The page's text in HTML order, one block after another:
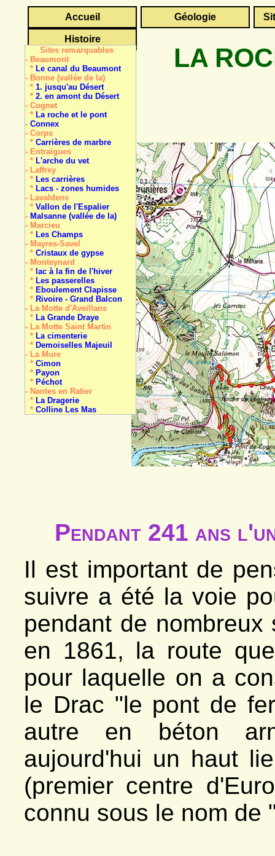
Accueil Géologie
Histoire
Sites remarquables
- Beaumont
* Le canal du Beaumont
- Bonne (vallée de la)
* 1. jusqu'au Désert
* 2. en amont du Désert
- Cognet
* La roche et le pont
- Connex
- Corps
* Carrières de marbre
- Entraigues
* L'arche du vet
- Laffrey
* Les carrières
* Lacs - zones humides
- Lavaldens
* Vallon de l'Espalier
- Malsanne (vallée de la)
- Marcieu
* Les Champs
- Mayres-Savel
* Cristaux de gypse
- Monteynard
* lac à la fin de l'hiver
* Les passerelles
* Eboulement Clapisse
* Rivoire - Grand Balcon
- La Motte d'Aveillans
* La Grande Draye
- La Motte Saint Martin
* La cimenterie
* Demoiselles Majeuil
- La Mure
* Cimon
* Payon
* Péchot
- Nantes en Ratier
* La Dragerie
* Colline Les Mas
Oullière (Col d')
Le Piquet de Nantes
- La Salette
*
Les accès
* Le Gargas
* Le Col de Prés Clos
*Les Signaraux
*Bornes Le Camus
Pierre Plantée
- Siévoz
*Ancienne cimenterie
- Sousville
*Pont-Haut, demoiselles
- Susville
*Discordance Chuzins
*Merlins, effondrement
Roche Paviote
* Carrières Versenat
*Rocher Siéroux
- Valbonnais
* Cimenterie Pelloux
*La carrière de gypse
*
Géologie et escalade
- Valsenestre
*Village et géologie
*
Le cipolin
*Combe Oursière
LA
Pendant 241 ans
Il est important de
suivre a été la voie
pendant de
en 1861, la route
pour laquelle on a
le Drac "le pont de
autre en béton
aujourd'hui un haut
(premier centre
connu sous le nom de